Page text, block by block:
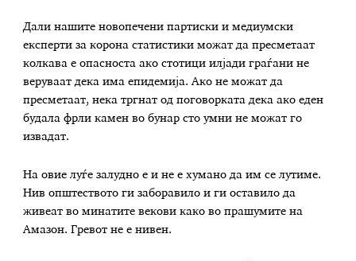
Дали нашите новопечени партиски и медиумски
експерти за корона статистики можат да пресметаат
колкава е опасноста ако стотици илјади граѓани не
веруваат дека има епидемија. Ако не можат да
пресметаат, нека тргнат од поговорката дека ако еден
будала фрли камен во бунар сто умни не можат го
извадат.
На овие луѓе залудно е и не е хумано да им се лутиме.
Нив општеството ги заборавило и ги оставило да
живеат во минатите векови како во прашумите на
Амазон. Гревот не е нивен.